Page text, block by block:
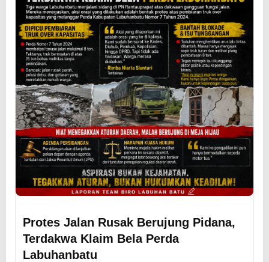
Protes Jalan Rusak Berujung Pidana,
Terdakwa Klaim Bela Perda
Labuhanbatu